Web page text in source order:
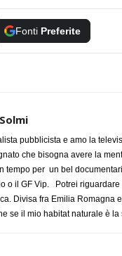
Fonti Preferite
pubblicista e amo la
che bisogna avere la
tempo per un bel
o il GF Vip. Potrei
Divisa fra Emilia Romagna
se il mio habitat naturale è la